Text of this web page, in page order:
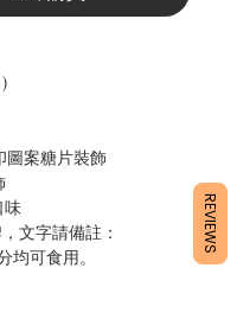
圖案糖片裝飾
味
文字請備註：
均可食用。
REVIEWS